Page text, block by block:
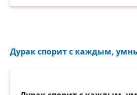
Дурак спорит с каждым,